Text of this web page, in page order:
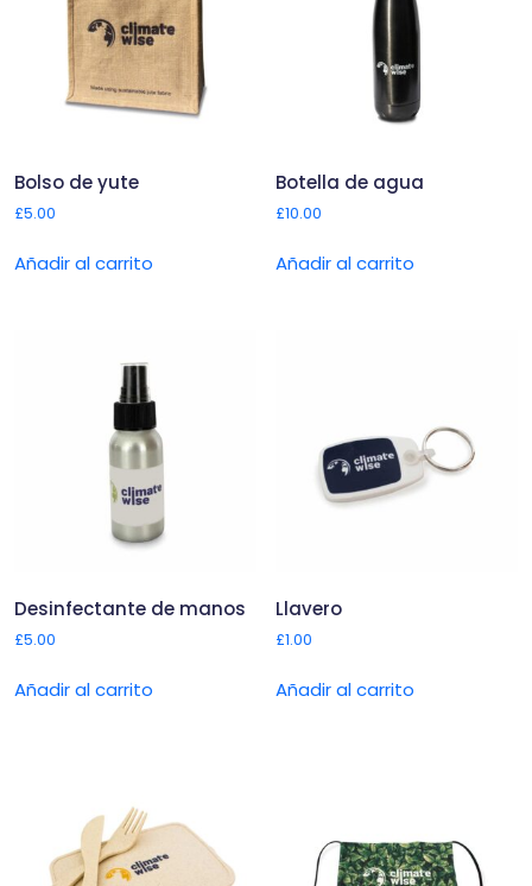
Bolso de yute
£5.00
Añadir al carrito
Botella de agua
£10.00
Añadir al carrito
Desinfectante de manos
£5.00
Añadir al carrito
Llavero
£1.00
Añadir al carrito